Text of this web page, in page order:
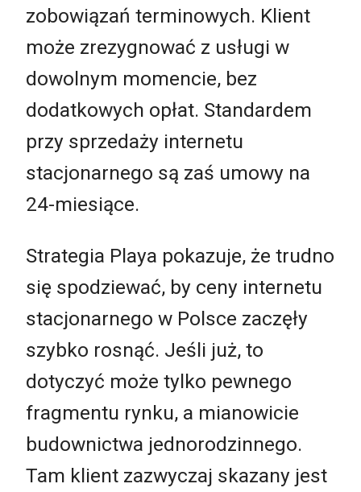
zobowiązań terminowych. Klient
może zrezygnować z usługi w
dowolnym momencie, bez
dodatkowych opłat. Standardem
przy sprzedaży internetu
stacjonarnego są zaś umowy na
24-miesiące.
Strategia Playa pokazuje, że trudno
się spodziewać, by ceny internetu
stacjonarnego w Polsce zaczęły
szybko rosnąć. Jeśli już, to
dotyczyć może tylko pewnego
fragmentu rynku, a mianowicie
budownictwa jednorodzinnego.
Tam klient zazwyczaj skazany jest